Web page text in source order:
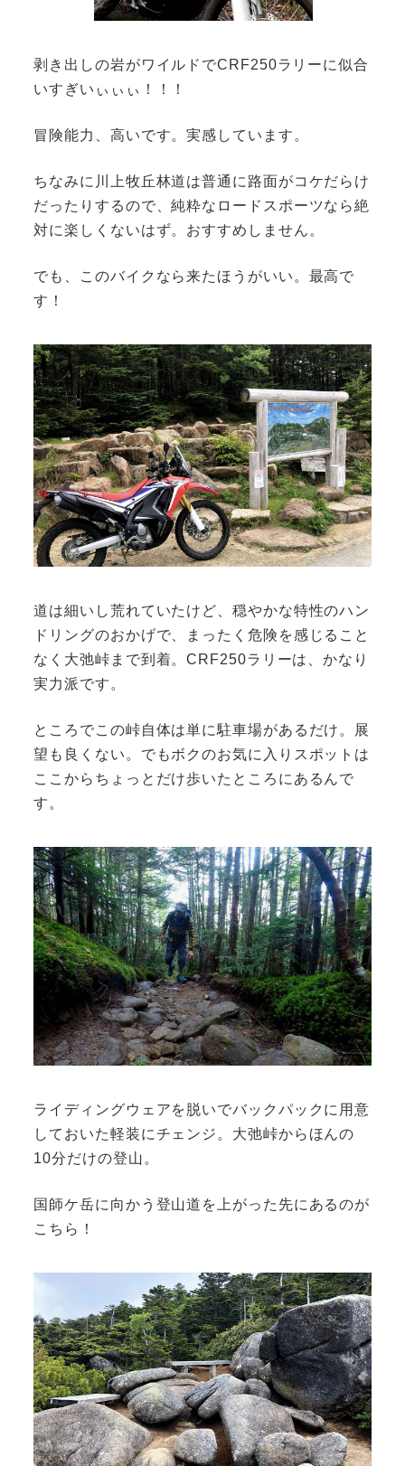
剥き出しの岩がワイルドでCRF250ラリーに似合
いすぎいぃぃぃ！！！
冒険能力、高いです。実感しています。
ちなみに川上牧丘林道は普通に路面がコケだらけ
だったりするので、純粋なロードスポーツなら絶
対に楽しくないはず。おすすめしません。
でも、このバイクなら来たほうがいい。最高で
す！
道は細いし荒れていたけど、穏やかな特性のハン
ドリングのおかげで、まったく危険を感じること
なく大弛峠まで到着。CRF250ラリーは、かなり
実力派です。
ところでこの峠自体は単に駐車場があるだけ。展
望も良くない。でもボクのお気に入りスポットは
ここからちょっとだけ歩いたところにあるんで
す。
ライディングウェアを脱いでバックパックに用意
しておいた軽装にチェンジ。大弛峠からほんの
10分だけの登山。
国師ケ岳に向かう登山道を上がった先にあるのが
こちら！